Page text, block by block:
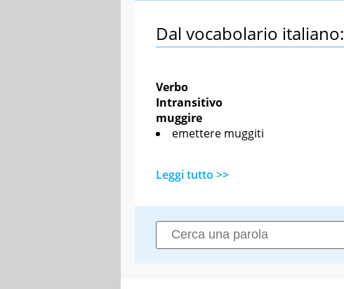
Dal vocabolario italiano:
Verbo
Intransitivo
muggire
emettere muggiti
Leggi tutto >>